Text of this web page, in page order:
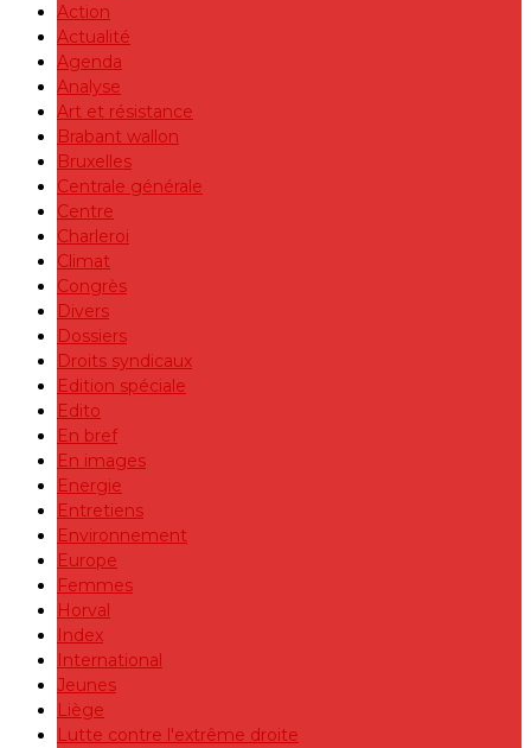
Action
Actualité
Agenda
Analyse
Art et résistance
Brabant wallon
Bruxelles
Centrale générale
Centre
Charleroi
Climat
Congrès
Divers
Dossiers
Droits syndicaux
Edition spéciale
Edito
En bref
En images
Energie
Entretiens
Environnement
Europe
Femmes
Horval
Index
International
Jeunes
Liège
Lutte contre l'extrême droite